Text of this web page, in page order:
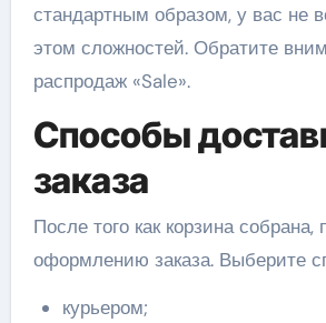
стандартным образом, у вас не
этом сложностей. Обратите
распродаж «Sale».
Способы
заказа
После того как корзина собрана,
оформлению заказа. Выберите
курьером;